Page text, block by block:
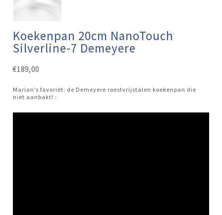
Koekenpan 20cm NanoTouch
Silverline-7 Demeyere
€189,00
Marian’s favoriet: de Demeyere roestvrijstalen koekenpan die
niet aanbakt! :